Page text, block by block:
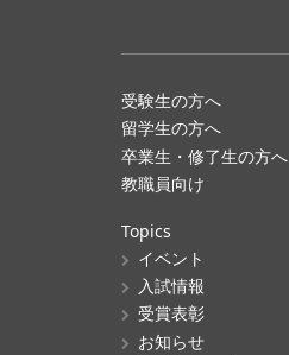
受験生の方へ
留学生の方へ
卒業生・修了生の方へ
教職員向け
Topics
イベント
入試情報
受賞表彰
お知らせ